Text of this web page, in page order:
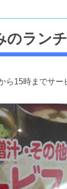
のラン
ら15時までサー